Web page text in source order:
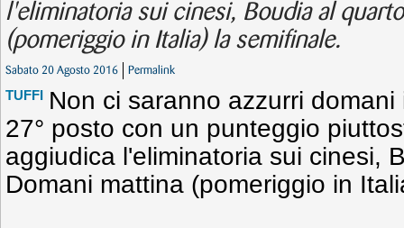
l'eliminatoria sui cinesi, Boudia al
(pomeriggio in Italia) la semifinale.
Sabato 20 Agosto 2016 Permalink
TUFFI Non ci saranno azzurri
27° posto con un punteggio
aggiudica l'eliminatoria sui cinesi,
Domani mattina (pomeriggio in